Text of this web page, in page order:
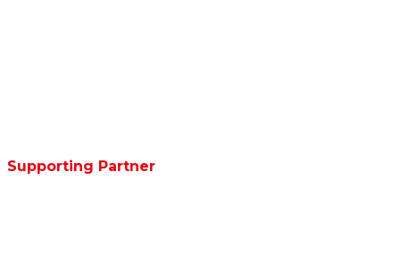
Supporting Partner